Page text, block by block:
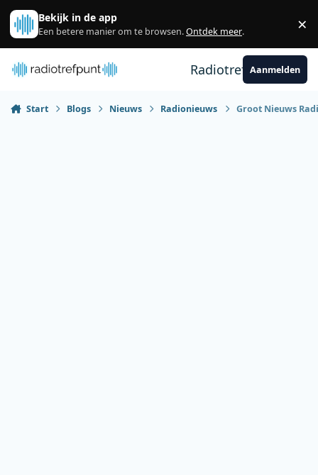
Spring naar bijdragen
Bekijk in de app
Een betere manier om te browsen.Ontdek meer. ×
RadiotrefpuntAanmelden
Start Blogs Nieuws Radionieuws Groot Nieuws